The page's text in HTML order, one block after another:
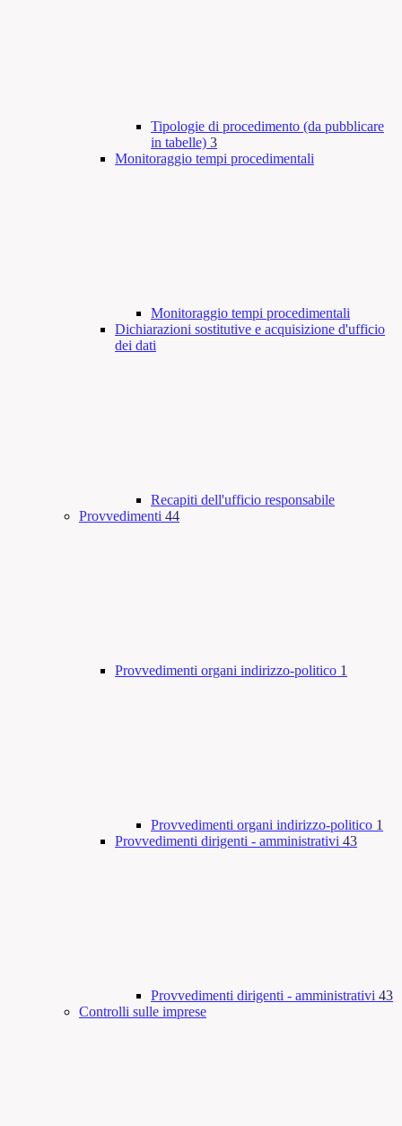
Tipologie di procedimento (da pubblicare
in tabelle) 3
Monitoraggio tempi procedimentali
Monitoraggio tempi procedimentali
Dichiarazioni sostitutive e acquisizione d'ufficio
dei dati
Recapiti dell'ufficio responsabile
Provvedimenti 44
Provvedimenti organi indirizzo-politico 1
Provvedimenti organi indirizzo-politico 1
Provvedimenti dirigenti - amministrativi 43
Provvedimenti dirigenti - amministrativi 43
Controlli sulle imprese